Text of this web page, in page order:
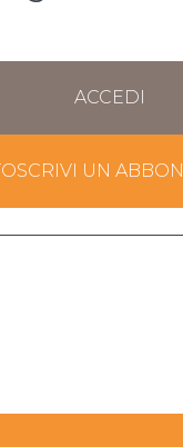
ACCEDI
UN